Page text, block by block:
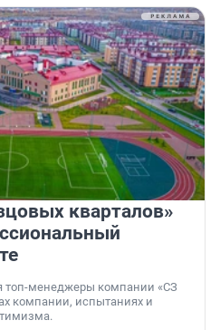
кварталов»
топ-менеджеры компании «СЗ
компании, испытаниях и